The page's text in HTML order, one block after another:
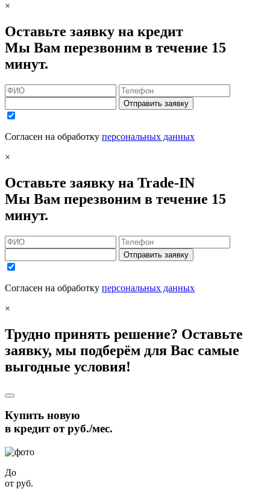
×
Оставьте заявку на кредит
Мы Вам перезвоним в течение 15
минут.
Отправить заявку
Согласен на обработку персональных данных
×
Оставьте заявку на Trade-IN
Мы Вам перезвоним в течение 15
минут.
Отправить заявку
Согласен на обработку персональных данных
×
Трудно принять решение? Оставьте
заявку, мы подберём для Вас самые
выгодные условия!
Купить новую
в кредит отруб./мес.
До
от руб.